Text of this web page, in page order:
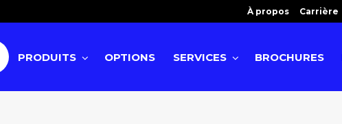
À propos Carrière
PRODUITS OPTIONS SERVICES BROCHURES